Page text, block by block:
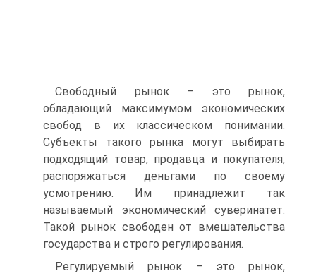
Свободный рынок – это рынок,
обладающий максимумом экономических
свобод в их классическом понимании.
Субъекты такого рынка могут выбирать
подходящий товар, продавца и покупателя,
распоряжаться деньгами по своему
усмотрению. Им принадлежит так
называемый экономический суверинатет.
Такой рынок свободен от вмешательства
государства и строго регулирования.
Регулируемый рынок – это рынок,